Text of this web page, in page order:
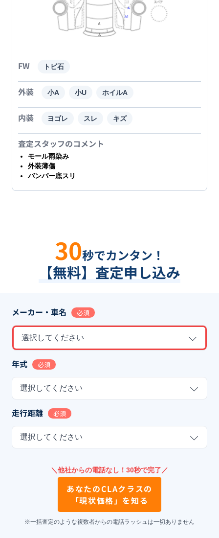
FW トビ石
外装 小A 小U ホイルA
内装 ヨゴレ スレ キズ
査定スタッフのコメント
モール雨染み
外装薄傷
バンパー底スリ
30秒でカンタン！
【無料】査定申し込み
メーカー・車名 必須
選択してください
年式 必須
選択してください
走行距離 必須
選択してください
＼他社からの電話なし！30秒で完了／
あなたのCLAクラスの
「現状価格」を知る
※一括査定のような複数者からの電話ラッシュは一切ありません